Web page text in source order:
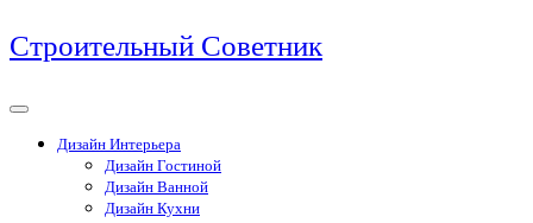
Перейти
к
Строительный Советник
Дизайн Интерьера
Дизайн Гостиной
Дизайн Ванной
Дизайн Кухни